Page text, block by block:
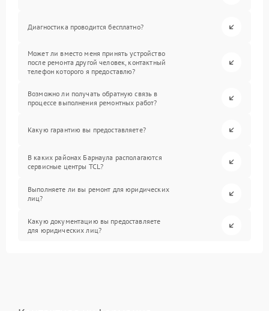
Диагностика проводится бесплатно?
Может ли вместо меня принять устройство
после ремонта другой человек, контактный
телефон которого я предоставлю?
Возможно ли получать обратную связь в
процессе выполнения ремонтных работ?
Какую гарантию вы предоставляете?
В каких районах Барнаула располагаются
сервисные центры TCL?
Выполняете ли вы ремонт для юридических
лиц?
Какую документацию вы предоставляете
для юридических лиц?